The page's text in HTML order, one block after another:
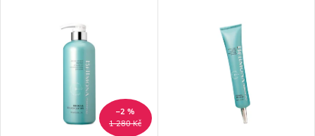
Abecedně
1 280 Kč
–2 %